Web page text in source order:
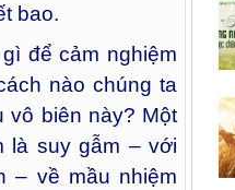
bao.
để cảm nghiệm
nào chúng ta
vô biên này? Một
là suy gẫm – với
– về mầu nhiệm